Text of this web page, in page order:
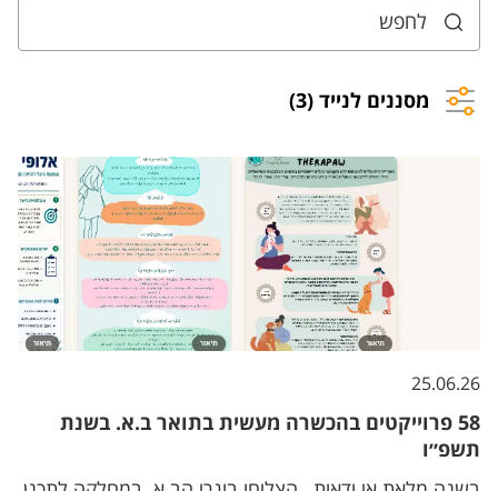
מסננים לנייד (3)
25.06.26
58 פרוייקטים בהכשרה מעשית בתואר ב.א. בשנת
תשפ״ו